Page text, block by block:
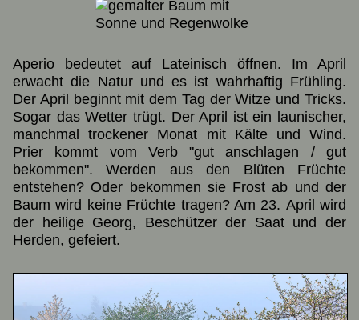
Aperio bedeutet auf Lateinisch öffnen. Im April
erwacht die Natur und es ist wahrhaftig Frühling.
Der April beginnt mit dem Tag der Witze und Tricks.
Sogar das Wetter trügt. Der April ist ein launischer,
manchmal trockener Monat mit Kälte und Wind.
Prier kommt vom Verb "gut anschlagen / gut
bekommen". Werden aus den Blüten Früchte
entstehen? Oder bekommen sie Frost ab und der
Baum wird keine Früchte tragen? Am 23. April wird
der heilige Georg, Beschützer der Saat und der
Herden, gefeiert.